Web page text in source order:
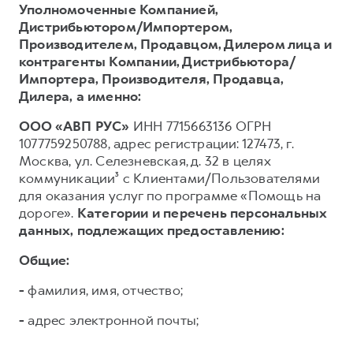
Уполномоченные Компанией,
Дистрибьютором/Импортером,
Производителем, Продавцом, Дилером лица и
контрагенты Компании, Дистрибьютора/
Импортера, Производителя, Продавца,
Дилера, а именно:
ООО «АВП РУС» ИНН 7715663136 ОГРН
1077759250788, адрес регистрации: 127473, г.
Москва, ул. Селезневская, д. 32 в целях
коммуникации³ с Клиентами/Пользователями
для оказания услуг по программе «Помощь на
дороге». Категории и перечень персональных
данных, подлежащих предоставлению:
Общие:
- фамилия, имя, отчество;
- адрес электронной почты;